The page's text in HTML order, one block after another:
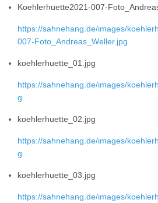
Koehlerhuette2021-007-
https://sahnehang.de/images/
007-Foto_Andreas_Weller.jpg
koehlerhuette_01.jpg
https://sahnehang.de/images/
g
koehlerhuette_02.jpg
https://sahnehang.de/images/
g
koehlerhuette_03.jpg
https://sahnehang.de/images/